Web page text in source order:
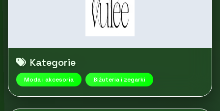
Kategorie
Moda i akcesoria Biżuteria i zegarki